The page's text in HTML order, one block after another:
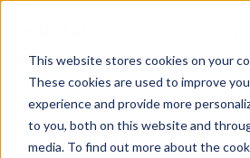
This website stores cookies on your
These cookies are used to improve
experience and provide more
to you, both on this website and
media. To find out more about the
1 МИН. ЧИТАТЬ
«СОДИС ЛАБ»